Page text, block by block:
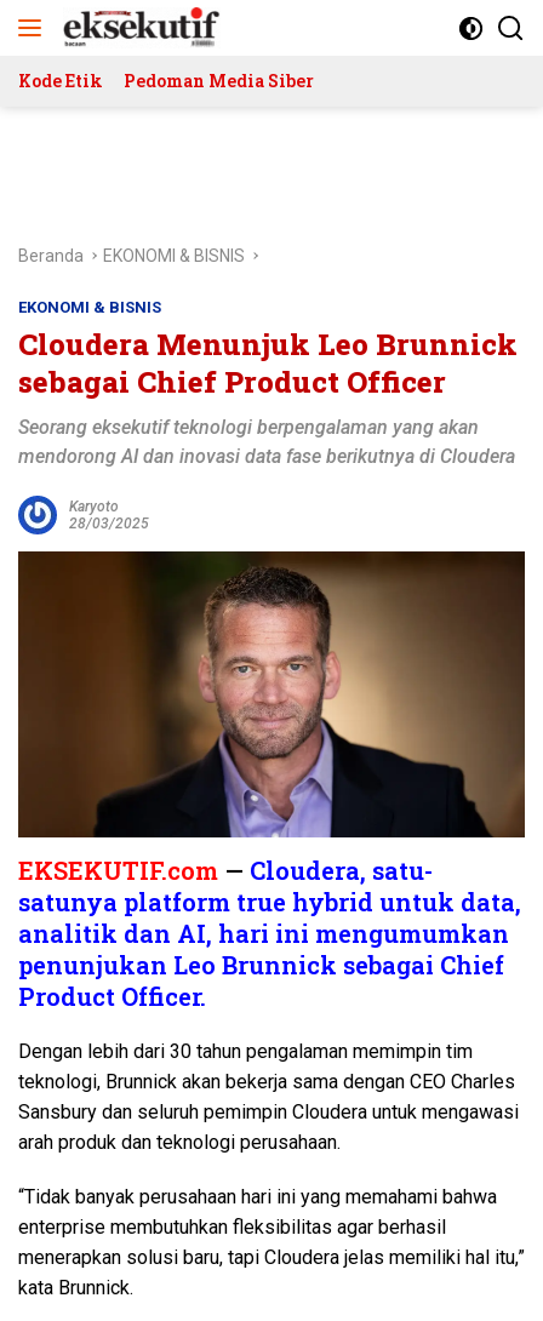
Kode Etik Pedoman Media Siber
Beranda EKONOMI & BISNIS
EKONOMI & BISNIS
Cloudera Menunjuk Leo Brunnick
sebagai Chief Product Officer
Seorang eksekutif teknologi berpengalaman yang akan
mendorong AI dan inovasi data fase berikutnya di Cloudera
Karyoto
28/03/2025
EKSEKUTIF.com — Cloudera, satu-
satunya platform true hybrid untuk data,
analitik dan AI, hari ini mengumumkan
penunjukan Leo Brunnick sebagai Chief
Product Officer.
Dengan lebih dari 30 tahun pengalaman memimpin tim
teknologi, Brunnick akan bekerja sama dengan CEO Charles
Sansbury dan seluruh pemimpin Cloudera untuk mengawasi
arah produk dan teknologi perusahaan.
“Tidak banyak perusahaan hari ini yang memahami bahwa
enterprise membutuhkan fleksibilitas agar berhasil
menerapkan solusi baru, tapi Cloudera jelas memiliki hal itu,”
kata Brunnick.